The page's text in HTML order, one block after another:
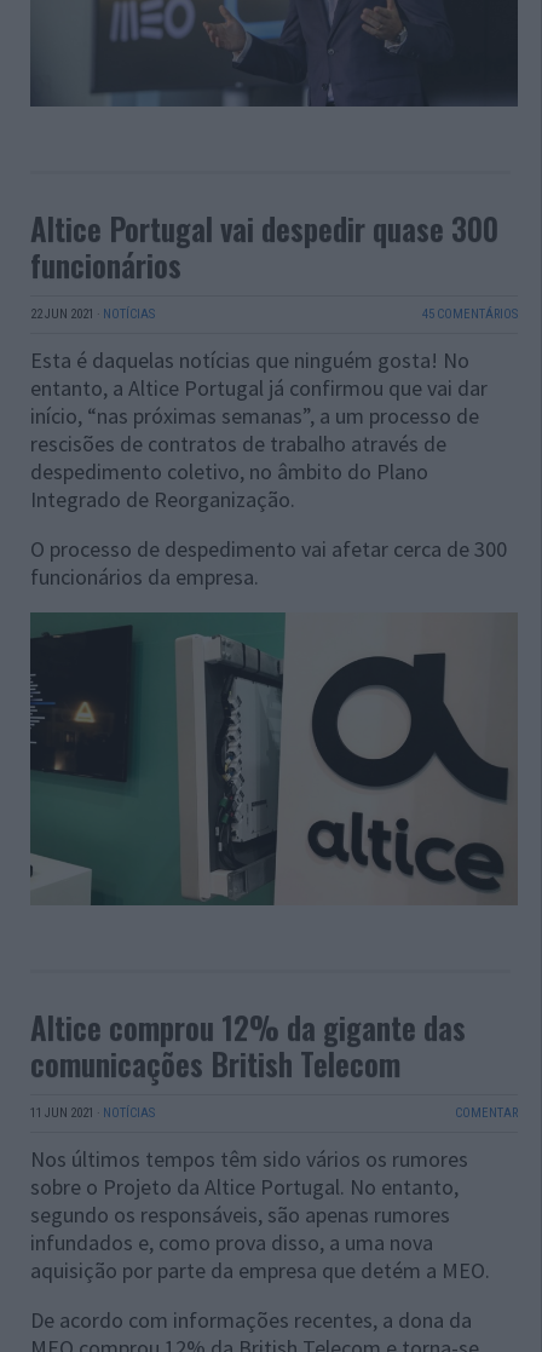
Altice Portugal vai despedir quase 300
funcionários
22 JUN 2021 · NOTÍCIAS 45 COMENTÁRIOS
Esta é daquelas notícias que ninguém gosta! No
entanto, a Altice Portugal já confirmou que vai dar
início, “nas próximas semanas”, a um processo de
rescisões de contratos de trabalho através de
despedimento coletivo, no âmbito do Plano
Integrado de Reorganização.
O processo de despedimento vai afetar cerca de 300
funcionários da empresa.
Altice comprou 12% da gigante das
comunicações British Telecom
11 JUN 2021 · NOTÍCIAS COMENTAR
Nos últimos tempos têm sido vários os rumores
sobre o Projeto da Altice Portugal. No entanto,
segundo os responsáveis, são apenas rumores
infundados e, como prova disso, a uma nova
aquisição por parte da empresa que detém a MEO.
De acordo com informações recentes, a dona da